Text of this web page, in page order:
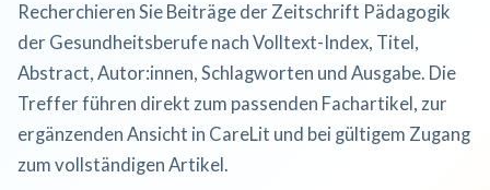
Recherchieren Sie Beiträge der Zeitschrift Pädagogik
der Gesundheitsberufe nach Volltext-Index, Titel,
Abstract, Autor:innen, Schlagworten und Ausgabe. Die
Treffer führen direkt zum passenden Fachartikel, zur
ergänzenden Ansicht in CareLit und bei gültigem Zugang
zum vollständigen Artikel.